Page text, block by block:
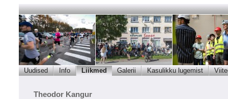
Uudised Info Liikmed Galerii Kasulikku lugemist
Theodor Kangur